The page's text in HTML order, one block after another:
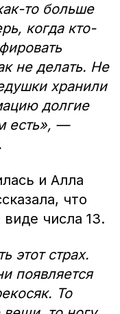
то больше
когда кто-
не делать. Не
хранили
долгие
есть», —
и Алла
что
числа 13.
этот страх.
появляется
То